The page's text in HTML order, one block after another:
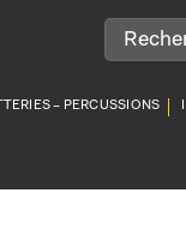
– PERCUSSIONS